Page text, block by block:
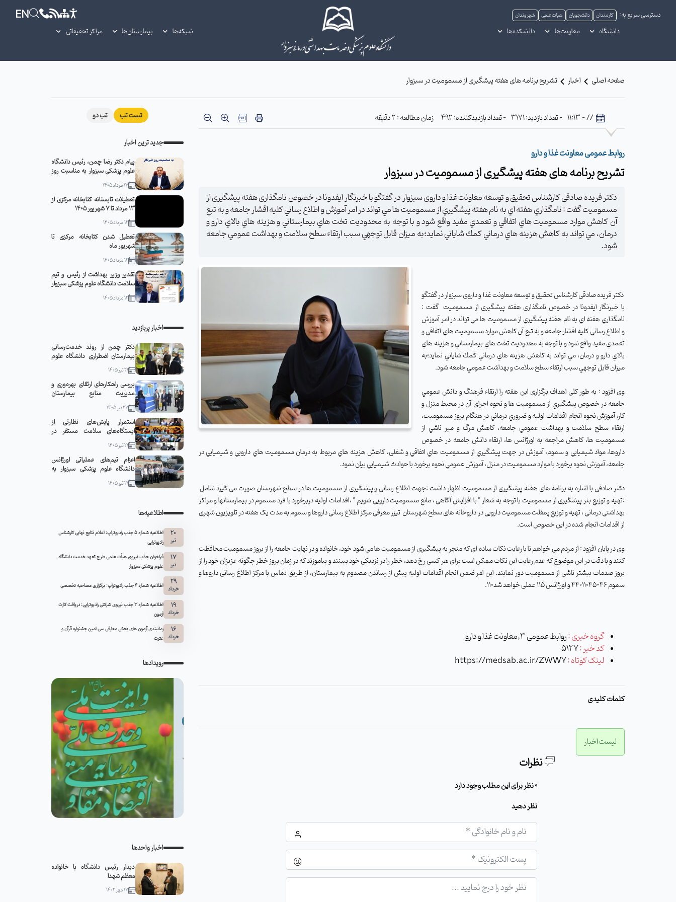
دسترسی سریع به: کارمندان دانشجویان هیات علمی شهروندان EN
دانشگاه معاونت‌ها دانشکده‌ها شبکه‌ها بیمارستان‌ها مراکز تحقیقاتی
صفحه اصلی اخبار تشریح برنامه های هفته پیشگیری از مسمومیت در سبزوار
// - 11:13 - تعداد بازدید: 3171 - تعداد بازدیدکننده: 492 زمان مطالعه : 2 دقیقه
روابط عمومی معاونت غذا و دارو
تشریح برنامه های هفته پیشگیری از مسمومیت در سبزوار
دکتر فریده صادقی کارشناس تحقیق و توسعه معاونت غذا و داروی سبزوار در گفتگو با خبرنگار ایفدونا در خصوص نامگذاری هفته پیشگیری از
مسمومیت گفت : نامگذاري هفته اي به نام هفته پيشگيري از مسموميت ها مي تواند در امر آموزش و اطلاع رساني كليه اقشار جامعه و به تبع
آن كاهش موارد مسموميت هاي اتفاقي و تعمدي مفيد واقع شود و با توجه به محدوديت تخت هاي بيمارستاني و هزينه هاي بالاي دارو و
درمان، مي تواند به كاهش هزينه هاي درماني كمك شاياني نمايد؛به ميزان قابل توجهي سبب ارتقاء سطح سلامت و بهداشت عمومي جامعه
شود.
دکتر فریده صادقی کارشناس تحقیق و توسعه معاونت غذا و داروی سبزوار در گفتگو
با خبرنگار ایفدونا در خصوص نامگذاری هفته پیشگیری از مسمومیت گفت :
نامگذاري هفته اي به نام هفته پيشگيري از مسموميت ها مي تواند در امر آموزش
و اطلاع رساني كليه اقشار جامعه و به تبع آن كاهش موارد مسموميت هاي اتفاقي و
تعمدي مفيد واقع شود و با توجه به محدوديت تخت هاي بيمارستاني و هزينه هاي
بالاي دارو و درمان، مي تواند به كاهش هزينه هاي درماني كمك شاياني نمايد؛به
ميزان قابل توجهي سبب ارتقاء سطح سلامت و بهداشت عمومي جامعه شود.
وی افزود : به طور کلی اهداف برگزاری این هفته را ارتقاء فرهنگ و دانش عمومي
جامعه در خصوص پيشگيري از مسموميت ها و نحوه اجرای آن در محیط منزل و
کار، آموزش نحوه انجام اقدامات اوليه و ضروري درماني در هنگام بروز مسمومیت،
ارتقاء سطح سلامت و بهداشت عمومي جامعه، كاهش مرگ و مير ناشي از
مسموميت ها، کاهش مراجعه به اورژانس ها، ارتقاء دانش جامعه در خصوص
داروها، مواد شيميايي و سموم، آموزش در جهت پيشگيري از مسموميت هاي اتفاقي و شغلی، كاهش هزينه هاي مربوط به درمان مسموميت هاي دارويي و شيميايي در
جامعه، آموزش نحوه برخورد با موارد مسموميت در منزل، آموزش عمومي نحوه برخورد با حوادث شيميايي بیان نمود.
دکتر صادقی با اشاره به برنامه های هفته پیشگیری از مسمومیت اظهار داشت :جهت اطلاع رسانی و پیشگیری از مسمومیت ها در سطح شهرستان صورت می گیرد شامل
:تهیه و توزیع بنر پیشگیری از مسمومیت با توجه به شعار " با افزایش آگاهی ، مانع مسمومیت دارویی شویم " ،اقدامات اولیه دربرخورد با فرد مسموم در بیمارستانها و مراکز
بهداشتی درمانی ، تهیه و توزیع پمفلت مسمومیت دارویی در داروخانه های سطح شهرستان تیزر معرفی مرکز اطلاع رسانی داروها و سموم به مدت یک هفته در تلویزیون شهری
از اقدامات انجام شده در این خصوص است.
وی در پایان افزود : از مردم می خواهم تا با رعایت نکات ساده ای که منجر به پیشگیری از مسمومیت ها می شود خود، خانواده و در نهایت جامعه را از بروز مسمومیت محافظت
کنند و با دقت در این موضوع که عدم رعایت این نکات ممکن است برای هر کسی رخ دهد، خطر را در نزدیکی خود ببینند و بیاموزند که در زمان بروز خطر چگونه عزیزان خود را از
بروز صدمات بیشتر ناشی از مسمومیت دور نمایند. این امر ضمن انجام اقدامات اولیه پیش از رساندن مصدوم به بیمارستان، از طریق تماس با مرکز اطلاع رسانی داروها و
سموم 46-44011045 و اورژانس 115 عملی خواهد شد
110.
گروه خبری :روابط عمومی 3,معاونت غذا و دارو
کد خبر :5127
لینک کوتاه :https://medsab.ac.ir/ZWW7
کلمات کلیدی
لیست اخبار
نظرات
0 نظر برای این مطلب وجود دارد
نظر دهید
تست تب تب دو
جدید ترین اخبار
پیام دکتر رضا چمن، رئیس دانشگاه
علوم پزشکی سبزوار به مناسبت روز
خبرنگار
17 مرداد 1405
تعطیلات تابستانه کتابخانه مرکزی از
13 مرداد تا 7 شهریور 1405
12 مرداد 1405
تعطیل شدن کتابخانه مرکزی تا
شهریور ماه
12 مرداد 1405
تقدیر وزیر بهداشت از رئیس و تیم
سلامت دانشگاه علوم پزشکی سبزوار
12 مرداد 1405
اخبار پربازدید
دکتر چمن از روند خدمت‌رسانی
بیمارستان اضطراری دانشگاه علوم
پزشکی سبزوار در مشهد مقدس
بازدید کرد
21 تیر 1405
بررسی راهکارهای ارتقای بهره‌وری و
مدیریت منابع بیمارستان
قمربنی‌هاشم(ع) جوین با حضور
رئیس دانشگاه
27 تیر 1405
استمرار پایش‌های نظارتی از
ایستگاه‌های سلامت مستقر در
مواکب سبزوار
21 تیر 1405
اعزام تیم‌های عملیاتی اورژانس
دانشگاه علوم پزشکی سبزوار به
مشهد مقدس
21 تیر 1405
اطلاعیه‌ها
20
تیر
اطلاعیه شماره 5 جذب رادیوتراپ: اعلام نتایج نهایی کارشناس
رادیوتراپی
17
تیر
فراخوان جذب نیروی هیأت علمی طرح تعهد خدمت دانشگاه
علوم پزشکی سبزوار
29
خرداد اطلاعیه شماره ۴ جذب رادیوتراپ: برگزاری مصاحبه تخصصی
19
خرداد
اطلاعیه شماره 3 جذب نیروی شرکتی رادیوتراپی: دریافت کارت
آزمون
16
خرداد
زمانبندی آزمون های بخش معارفی سی امین جشنواره قرآن و
عترت
رویدادها
اخبار واحدها
دیدار رئیس دانشگاه با خانواده
معظم شهدا
۱۷ مهر ۱۴۰۲